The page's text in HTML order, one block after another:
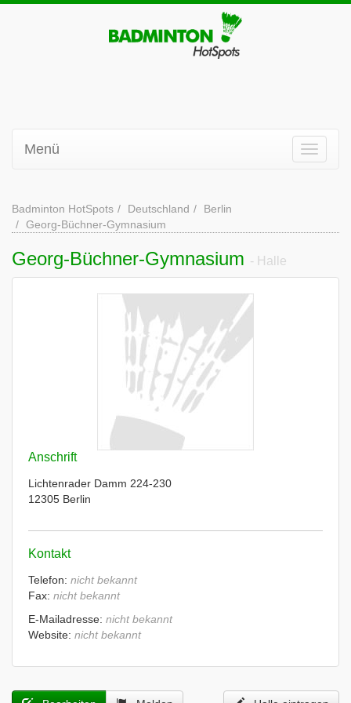
Menü
Badminton HotSpots Deutschland
Berlin
Georg-Büchner-Gymnasium
Georg-Büchner-Gymnasium - Halle
Anschrift
Lichtenrader Damm 224-230
12305 Berlin
Kontakt
Telefon: nicht bekannt
Fax: nicht bekannt
E-Mailadresse: nicht bekannt
Website: nicht bekannt